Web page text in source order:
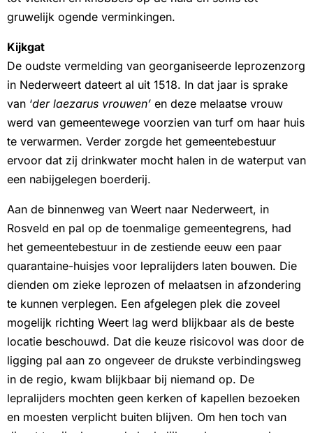
gruwelijk ogende verminkingen.
Kijkgat
De oudste vermelding van georganiseerde leprozenzorg
in Nederweert dateert al uit 1518. In dat jaar is sprake
van ‘der laezarus vrouwen’ en deze melaatse vrouw
werd van gemeentewege voorzien van turf om haar huis
te verwarmen. Verder zorgde het gemeentebestuur
ervoor dat zij drinkwater mocht halen in de waterput van
een nabijgelegen boerderij.
Aan de binnenweg van Weert naar Nederweert, in
Rosveld en pal op de toenmalige gemeentegrens, had
het gemeentebestuur in de zestiende eeuw een paar
quarantaine-huisjes voor lepralijders laten bouwen. Die
dienden om zieke leprozen of melaatsen in afzondering
te kunnen verplegen. Een afgelegen plek die zoveel
mogelijk richting Weert lag werd blijkbaar als de beste
locatie beschouwd. Dat die keuze risicovol was door de
ligging pal aan zo ongeveer de drukste verbindingsweg
in de regio, kwam blijkbaar bij niemand op. De
lepralijders mochten geen kerken of kapellen bezoeken
en moesten verplicht buiten blijven. Om hen toch van